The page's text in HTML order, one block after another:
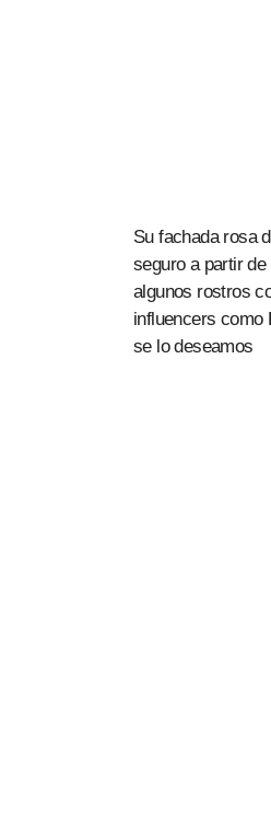
Su fachada rosa
seguro a partir
algunos rostros
influencers como
se lo deseamos